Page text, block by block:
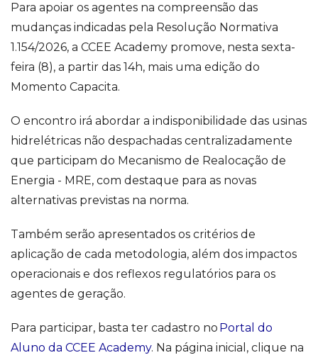
Para apoiar os agentes na compreensão das
mudanças indicadas pela Resolução Normativa
1.154/2026, a CCEE Academy promove, nesta sexta-
feira (8), a partir das 14h, mais uma edição do
Momento Capacita.
O encontro irá abordar a indisponibilidade das usinas
hidrelétricas não despachadas centralizadamente
que participam do Mecanismo de Realocação de
Energia - MRE, com destaque para as novas
alternativas previstas na norma.
Também serão apresentados os critérios de
aplicação de cada metodologia, além dos impactos
operacionais e dos reflexos regulatórios para os
agentes de geração.
Para participar, basta ter cadastro no Portal do
Aluno da CCEE Academy. Na página inicial, clique na